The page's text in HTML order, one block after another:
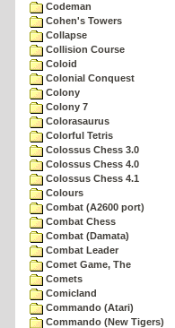
Codeman
Cohen's Towers
Collapse
Collision Course
Coloid
Colonial Conquest
Colony
Colony 7
Colorasaurus
Colorful Tetris
Colossus Chess 3.0
Colossus Chess 4.0
Colossus Chess 4.1
Colours
Combat (A2600 port)
Combat Chess
Combat (Damata)
Combat Leader
Comet Game, The
Comets
Comicland
Commando (Atari)
Commando (New Tigers)